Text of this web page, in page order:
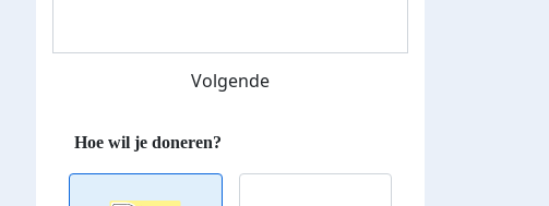
Volgende